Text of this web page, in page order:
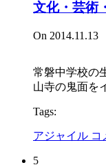
文化・芸術
On 2014.11.13
常磐中学校の
山寺の鬼面を
Tags:
アジャイル コ
5